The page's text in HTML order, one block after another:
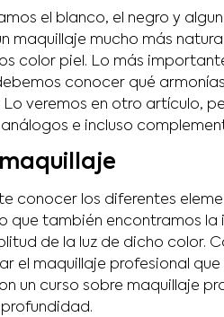
el blanco, el negro y
maquillaje mucho más
color piel. Lo más
conocer qué
Lo veremos en otro artículo,
e incluso
conocer los diferentes
que también encontramos la
de la luz de dicho color.
el maquillaje profesional que
un curso sobre maquillaje
profundidad.